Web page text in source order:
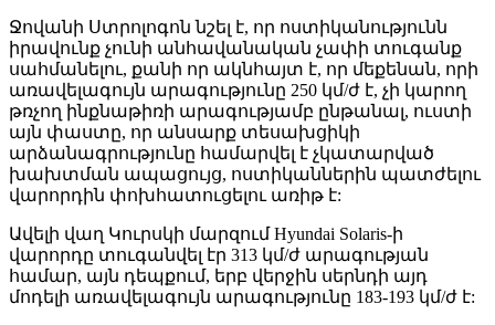
Ջովանի Ստրոլոգոն նշել է, որ ոստիկանությունն
իրավունք չունի անհավանական չափի տուգանք
սահմանելու, քանի որ ակնհայտ է, որ մեքենան, որի
առավելագույն արագությունը 250 կմ/ժ է, չի կարող
թռչող ինքնաթիռի արագությամբ ընթանալ, ուստի
այն փաստը, որ անսարք տեսախցիկի
արձանագրությունը համարվել է չկատարված
խախտման ապացույց, ոստիկաններին պատժելու
վարորդին փոխհատուցելու առիթ է:
Ավելի վաղ Կուրսկի մարզում Hyundai Solaris-ի
վարորդը տուգանվել էր 313 կմ/ժ արագության
համար, այն դեպքում, երբ վերջին սերնդի այդ
մոդելի առավելագույն արագությունը 183-193 կմ/ժ է: